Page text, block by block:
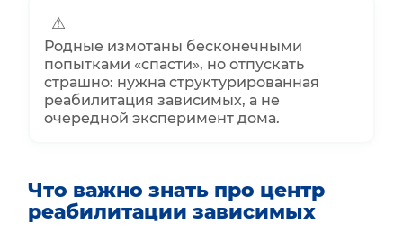
⚠
Родные измотаны бесконечными
попытками «спасти», но отпускать
страшно: нужна структурированная
реабилитация зависимых, а не
очередной эксперимент дома.
Что важно знать про центр
реабилитации зависимых